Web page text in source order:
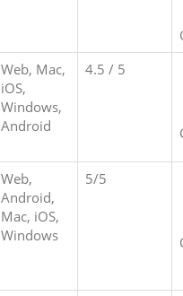
Web, Mac,
iOS,
Windows,
Android
4.5 / 5
Web,
Android,
Mac, iOS,
Windows
5/5